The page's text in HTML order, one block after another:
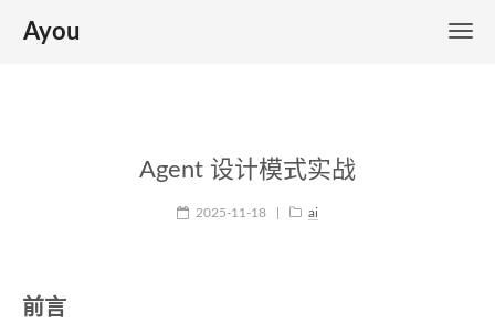
Ayou
Agent 设计模式实战
2025-11-18 ai
前言